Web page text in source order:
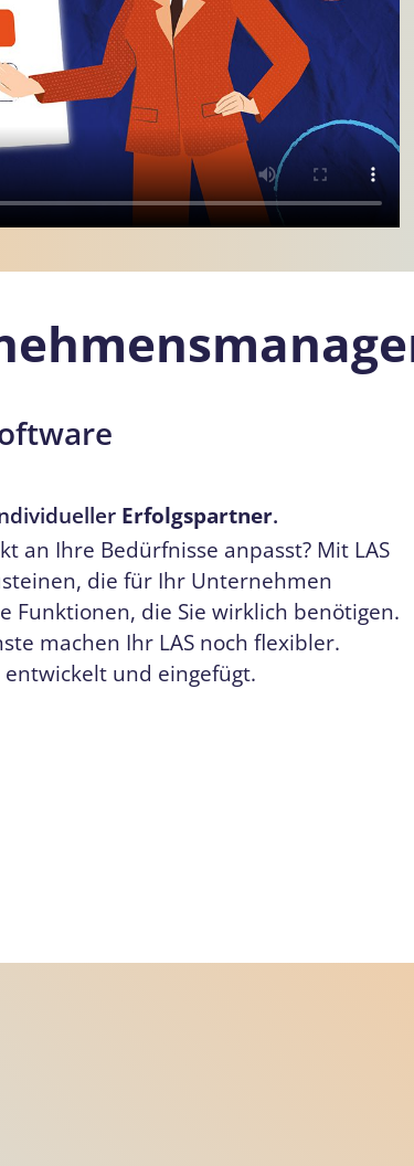
Erfolgspartner.
an Ihre Bedürfnisse anpasst? Mit LAS
die für Ihr Unternehmen
Funktionen, die Sie wirklich benötigen.
machen Ihr LAS noch flexibler.
und eingefügt.